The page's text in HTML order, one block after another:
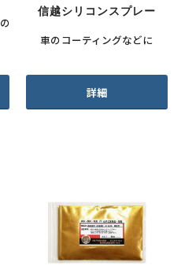
信越シリコンスプレー
車のコーティングなどに
詳細